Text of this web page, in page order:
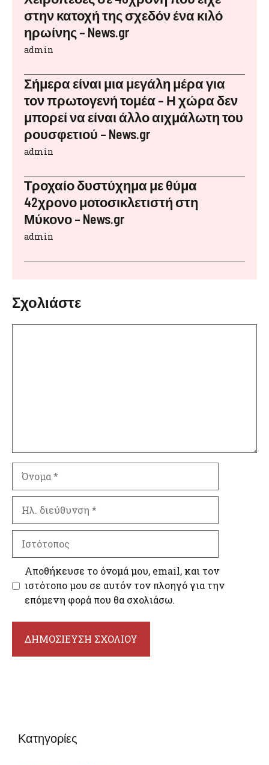
στην κατοχή της σχεδόν ένα κιλό
ηρωίνης – News.gr
admin
Σήμερα είναι μια μεγάλη μέρα για
τον πρωτογενή τομέα – Η χώρα δεν
μπορεί να είναι άλλο αιχμάλωτη του
ρουσφετιού – News.gr
admin
Τροχαίο δυστύχημα με θύμα
42χρονο μοτοσικλετιστή στη
Μύκονο – News.gr
admin
Σχολιάστε
διεύθυνση
Αποθήκευσε το όνομά μου, email, και τον
ιστότοπο μου σε αυτόν τον πλοηγό για την
επόμενη φορά που θα σχολιάσω.
Κατηγορίες